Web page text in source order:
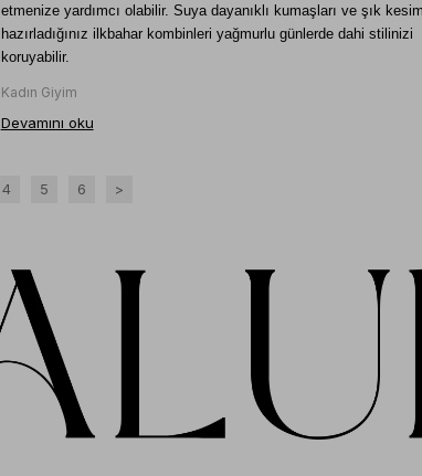
etmenize yardımcı olabilir. Suya dayanıklı kumaşları ve şık
hazırladığınız ilkbahar kombinleri yağmurlu günlerde dahi stilinizi
koruyabilir.
Kadın Giyim
Devamını oku
4 5 6 >